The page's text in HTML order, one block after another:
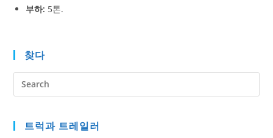
부하: 5톤.
찾다
트럭과 트레일러